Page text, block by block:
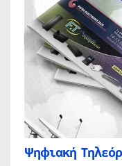
Ψηφιακή